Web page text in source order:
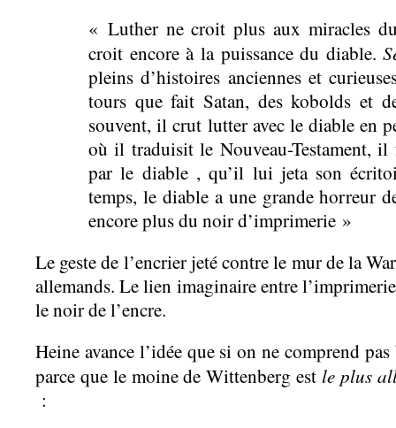
« Luther ne croit plus aux miracles
croit encore à la puissance du diable.
pleins d’histoires anciennes et
tours que fait Satan, des kobolds et
souvent, il crut lutter avec le diable en
où il traduisit le Nouveau-Testament,
par le diable , qu’il lui jeta son
temps, le diable a une grande horreur
encore plus du noir d’imprimerie »
Le geste de l’encrier jeté contre le mur de la
allemands. Le lien imaginaire entre
le noir de l’encre.
Heine avance l’idée que si on ne comprend
parce que le moine de Wittenberg est le plus
: